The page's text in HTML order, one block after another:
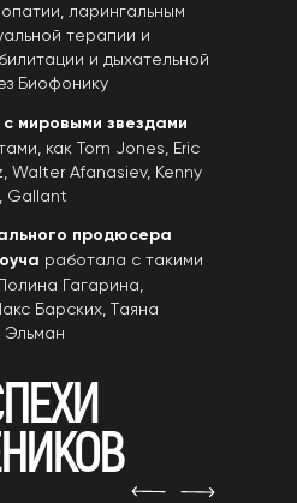
мировыми звездами
как Tom Jones, Eric
Walter Afanasiev, Kenny
Gallant
продюсера
работала с такими
Гагарина,
Барских, Tаяна
Эльман
ларингальным
терапии и
и дыхательной
Биофонику